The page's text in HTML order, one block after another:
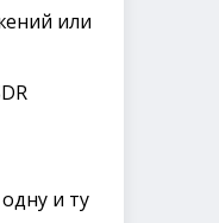
или
и ту